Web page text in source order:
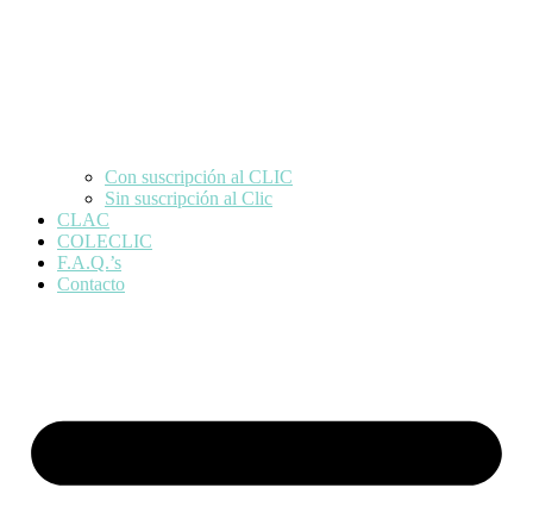
Con suscripción al CLIC
Sin suscripción al Clic
CLAC
COLECLIC
F.A.Q.’s
Contacto